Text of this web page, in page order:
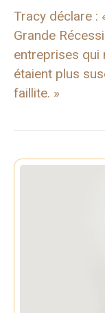
Tracy déclare :
Grande
entreprises qui
étaient plus
faillite. »